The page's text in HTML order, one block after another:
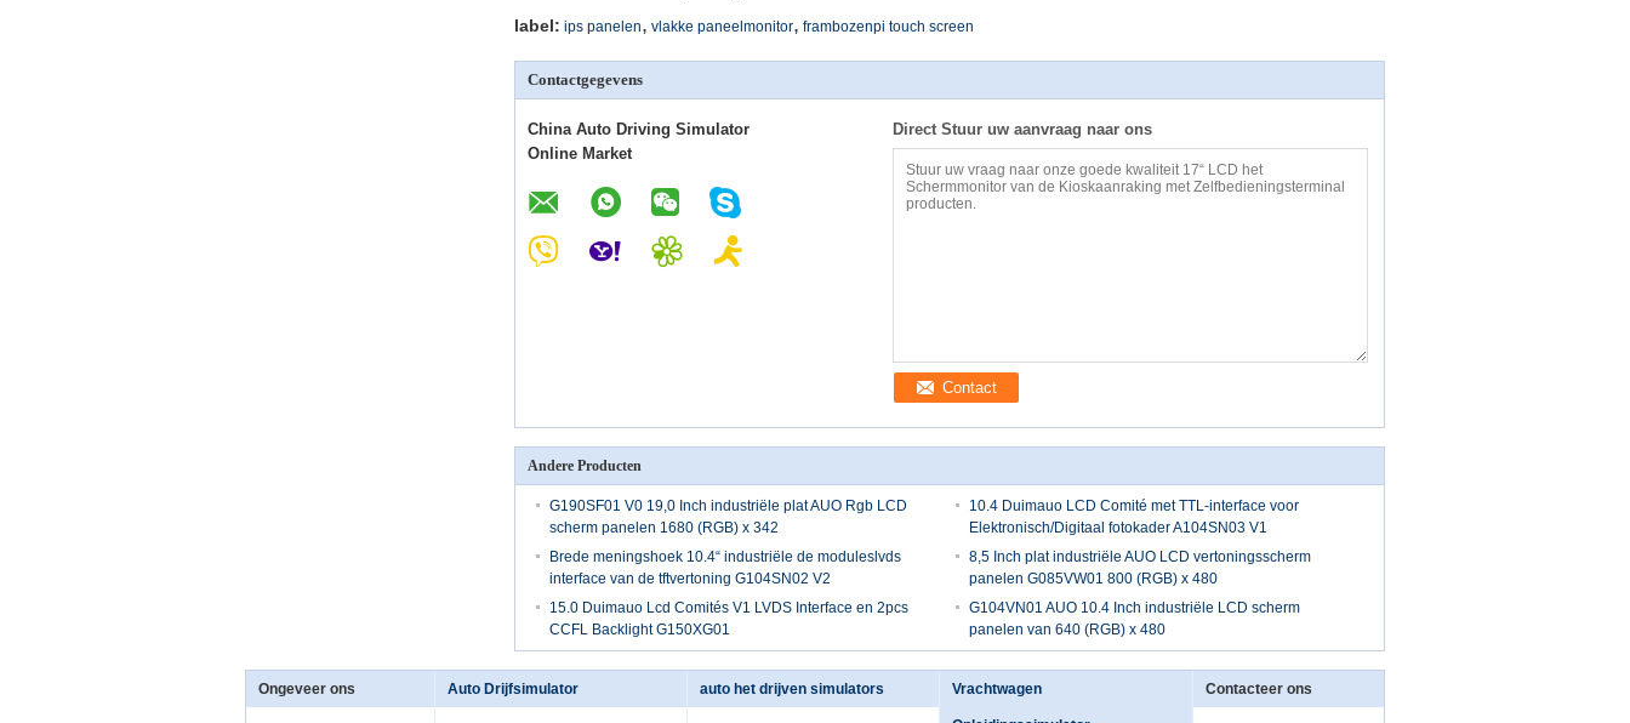
label: ips panelen, vlakke paneelmonitor, frambozenpi touch screen
Contactgegevens
China Auto Driving Simulator
Online Market
Direct Stuur uw aanvraag naar ons
Contact
Andere Producten
G190SF01 V0 19,0 Inch industriële plat AUO Rgb LCD
scherm panelen 1680 (RGB) x 342
10.4 Duimauo LCD Comité met TTL-interface voor
Elektronisch/Digitaal fotokader A104SN03 V1
Brede meningshoek 10.4“ industriële de moduleslvds
interface van de tftvertoning G104SN02 V2
8,5 Inch plat industriële AUO LCD vertoningsscherm
panelen G085VW01 800 (RGB) x 480
15.0 Duimauo Lcd Comités V1 LVDS Interface en 2pcs
CCFL Backlight G150XG01
G104VN01 AUO 10.4 Inch industriële LCD scherm
panelen van 640 (RGB) x 480
Ongeveer ons Auto Drijfsimulator auto het drijven simulators Vrachtwagen Contacteer ons